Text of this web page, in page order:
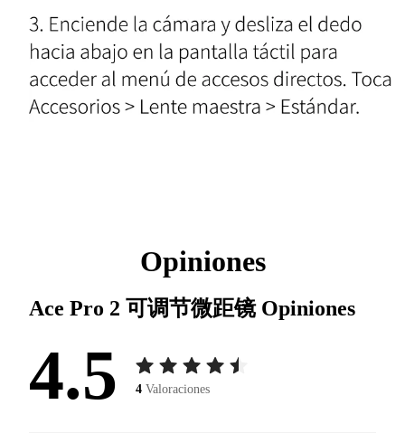
Opiniones
Ace Pro 2 可调节微距镜 Opiniones
4.5 4 Valoraciones